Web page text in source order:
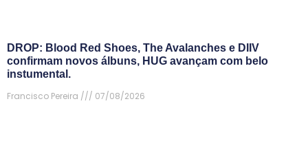
DROP: Blood Red Shoes, The Avalanches e DIIV
confirmam novos álbuns, HUG avançam com belo
instumental.
Francisco Pereira
07/08/2026